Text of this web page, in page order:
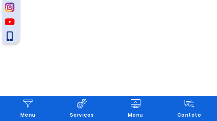
Menu Serviços Menu Contato